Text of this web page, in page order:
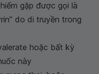
gặp được gọi là
do di truyền trong
hoặc bất kỳ
này